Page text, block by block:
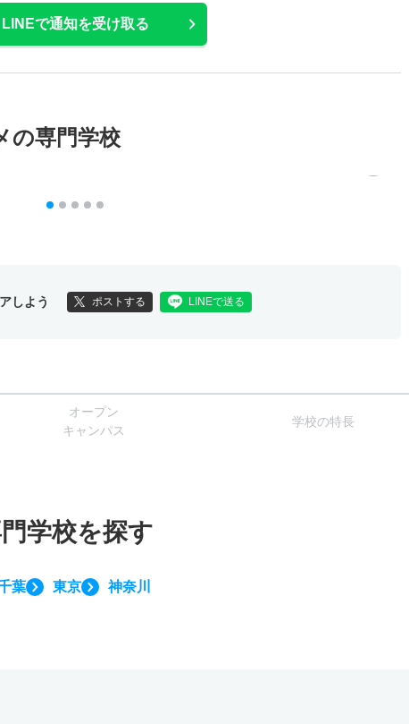
LINEで通知を受け取る
の専門学校
しよう ポストする LINEで送る
オープン
キャンパス
学校の特長
学校を探す
葉 東京 神奈川